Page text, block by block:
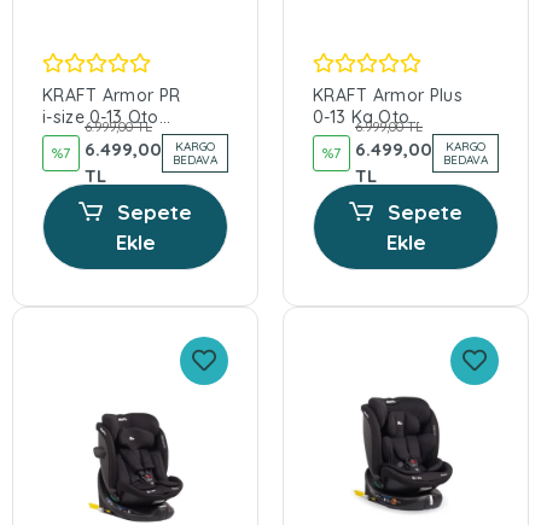
KRAFT Armor PR
i-size 0-13 Oto
Koltuğu - Siyah
%7
6.999,00 TL
6.499,00
TL
KARGO
BEDAVA
Sepete
Ekle
KRAFT Armor Plus
0-13 Kg Oto
Koltuğu - Siyah
%7
6.999,00 TL
6.499,00
TL
KARGO
BEDAVA
Sepete
Ekle